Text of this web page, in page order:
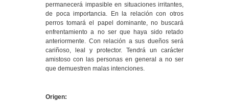
permanecerá impasible en situaciones irritantes,
de poca importancia. En la relación con otros
perros tomará el papel dominante, no buscará
enfrentamiento a no ser que haya sido retado
anteriormente. Con relación a sus dueños será
cariñoso, leal y protector. Tendrá un carácter
amistoso con las personas en general a no ser
que demuestren malas intenciones.
Origen: